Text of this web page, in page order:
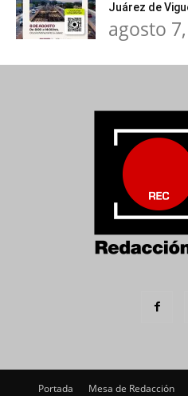
Juárez de
agosto
Portada Mesa de Redacción